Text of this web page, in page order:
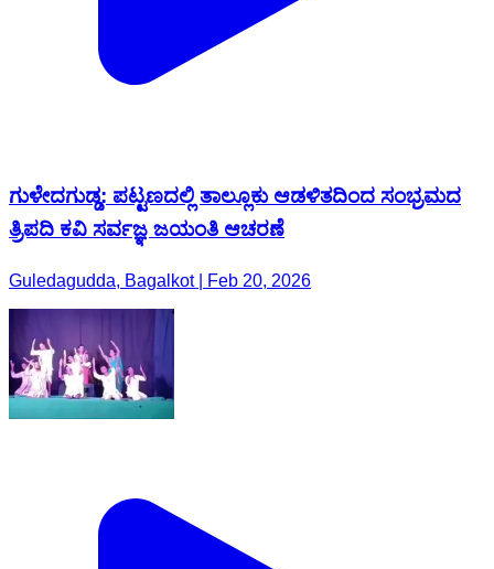
ಗುಳೇದಗುಡ್ಡ: ಪಟ್ಟಣದಲ್ಲಿ ತಾಲ್ಲೂಕು ಆಡಳಿತದಿಂದ ಸಂಭ್ರಮದ
ತ್ರಿಪದಿ ಕವಿ ಸರ್ವಜ್ಞ ಜಯಂತಿ ಆಚರಣೆ
Guledagudda, Bagalkot | Feb 20, 2026